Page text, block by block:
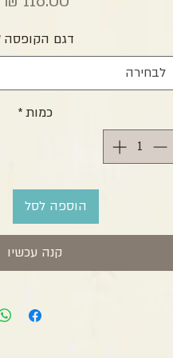
דגם הקופסה
לבחירה
כמות *
הוספה לסל
קנה עכשיו